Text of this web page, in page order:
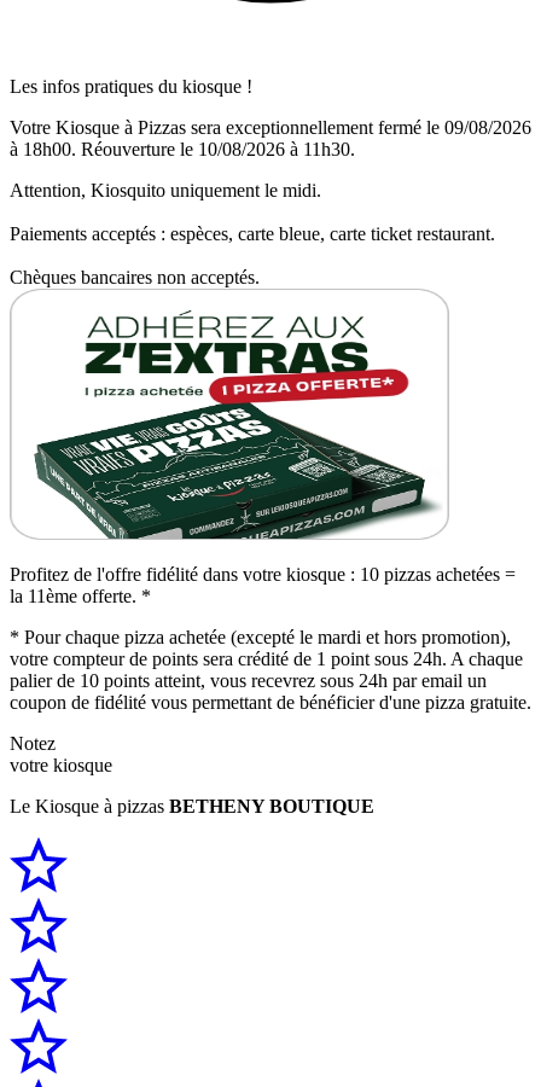
Les infos pratiques du kiosque !
Votre Kiosque à Pizzas sera exceptionnellement fermé le 09/08/2026
à 18h00. Réouverture le 10/08/2026 à 11h30.
Attention, Kiosquito uniquement le midi.
Paiements acceptés : espèces, carte bleue, carte ticket restaurant.
Chèques bancaires non acceptés.
Profitez de l'offre fidélité dans votre kiosque : 10 pizzas achetées =
la 11ème offerte. *
* Pour chaque pizza achetée (excepté le mardi et hors promotion),
votre compteur de points sera crédité de 1 point sous 24h. A chaque
palier de 10 points atteint, vous recevrez sous 24h par email un
coupon de fidélité vous permettant de bénéficier d'une pizza gratuite.
Notez
votre kiosque
Le Kiosque à pizzas BETHENY BOUTIQUE